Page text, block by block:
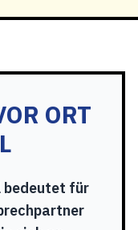
ORT
bedeutet für